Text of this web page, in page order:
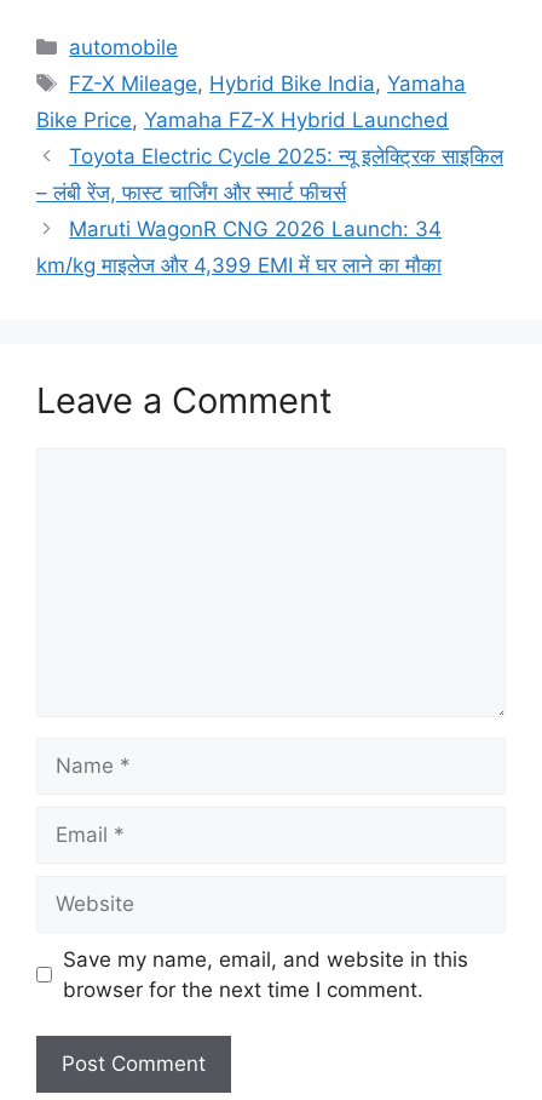
Categories
automobile
Tags
FZ-X Mileage, Hybrid Bike India,Yamaha
Bike Price, Yamaha FZ-X Hybrid Launched
Toyota Electric Cycle 2025: न्यू इलेक्ट्रिक साइकिल
– लंबी रेंज, फास्ट चार्जिंग और स्मार्ट फीचर्स
Maruti WagonR CNG 2026 Launch: 34
km/kg माइलेज और 4,399 EMI में घर लाने का मौका
Leave a Comment
Save my name, email, and website in this
browser for the next time I comment.